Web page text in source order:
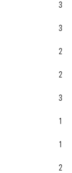
3
3
2
2
3
1
1
2